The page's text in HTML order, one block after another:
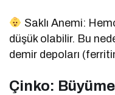
Saklı Anemi:
düşük olabilir. Bu
demir depoları
Çinko: